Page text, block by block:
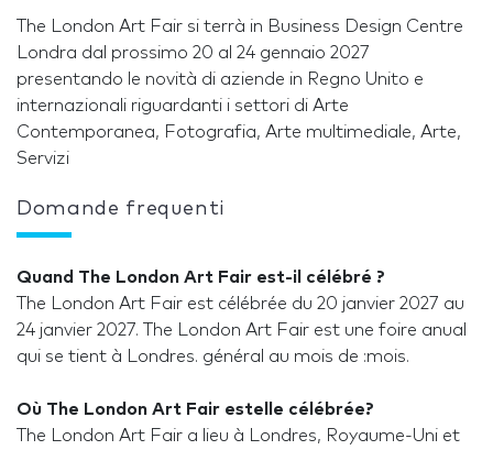
The London Art Fair si terrà in Business Design Centre
Londra dal prossimo 20 al 24 gennaio 2027
presentando le novità di aziende in Regno Unito e
internazionali riguardanti i settori di Arte
Contemporanea, Fotografia, Arte multimediale, Arte,
Servizi
Domande frequenti
Quand The London Art Fair est-il célébré ?
The London Art Fair est célébrée du 20 janvier 2027 au
24 janvier 2027. The London Art Fair est une foire anual
qui se tient à Londres. général au mois de :mois.
Où The London Art Fair estelle célébrée?
The London Art Fair a lieu à Londres, Royaume-Uni et